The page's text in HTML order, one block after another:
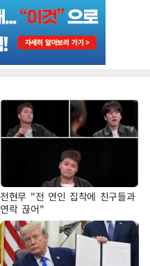
전현무 "전 연인 집착에 친구들과
연락 끊어"